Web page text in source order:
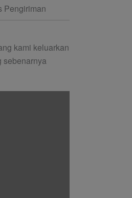
Pengiriman
kami keluarkan
sebenarnya